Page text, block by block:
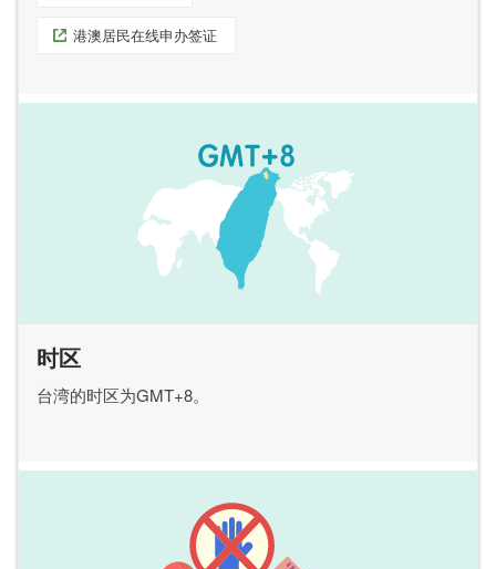
港澳居民在线申办签证
时区
台湾的时区为GMT+8。